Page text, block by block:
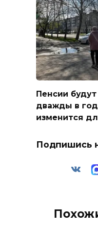
Пенсии
дважды в год
изменится
Подпишись